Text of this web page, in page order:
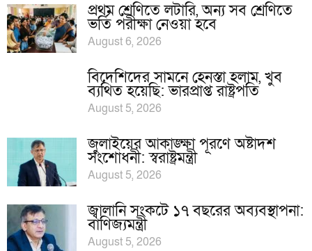
প্রথম শ্রেণিতে লটারি, অন্য সব শ্রেণিতে
ভর্তি পরীক্ষা নেওয়া হবে
August 6, 2026
বিদেশিদের সামনে হেনস্তা হলাম, খুব
ব্যথিত হয়েছি: ভারপ্রাপ্ত রাষ্ট্রপতি
August 5, 2026
জুলাইয়ের আকাঙ্ক্ষা পূরণে অষ্টাদশ
সংশোধনী: স্বরাষ্ট্রমন্ত্রী
August 5, 2026
জ্বালানি সংকটে ১৭ বছরের অব্যবস্থাপনা:
বাণিজ্যমন্ত্রী
August 5, 2026